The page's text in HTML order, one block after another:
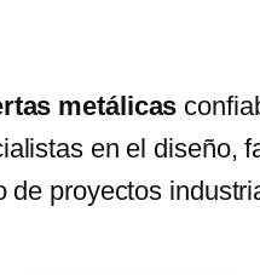
metálicas
en el diseño,
proyectos